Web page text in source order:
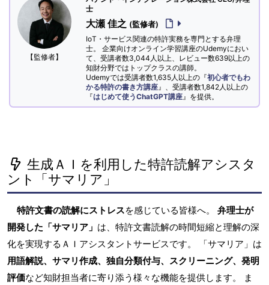
【監修者】
士
大瀬 佳之 (監修者)
IoT・サービス関連の特許実務を専門とする弁理
士。 企業向けオンライン学習講座のUdemyにおい
て、受講者数3,044人以上、レビュー数639以上の
知財分野ではトップクラスの講師。
Udemyでは受講者数1,635人以上の『初心者でもわ
かる特許の書き方講座 』、受講者数1,842人以上の
『はじめて使うChatGPT講座 』を提供。
生成ＡＩを利用した特許読解アシスタ
ント「サマリア」
特許文書の読解にストレスを感じている皆様へ。 弁理士が
開発した「サマリア」 は、特許文書読解の時間短縮と理解の深
化を実現するＡＩアシスタントサービスです。 「サマリア」は
用語解説、サマリ作成、独自分類付与、スクリーニング、発明
評価など知財担当者に寄り添う様々な機能を提供します。 ま